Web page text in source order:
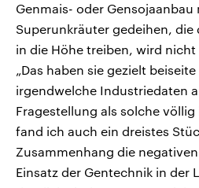
Genmais- oder
Superunkräuter gedeihen,
in die Höhe treiben, wird
„Das haben sie gezielt
irgendwelche Industriedaten
Fragestellung als solche
fand ich auch ein dreistes
Zusammenhang die
Einsatz der Gentechnik in der